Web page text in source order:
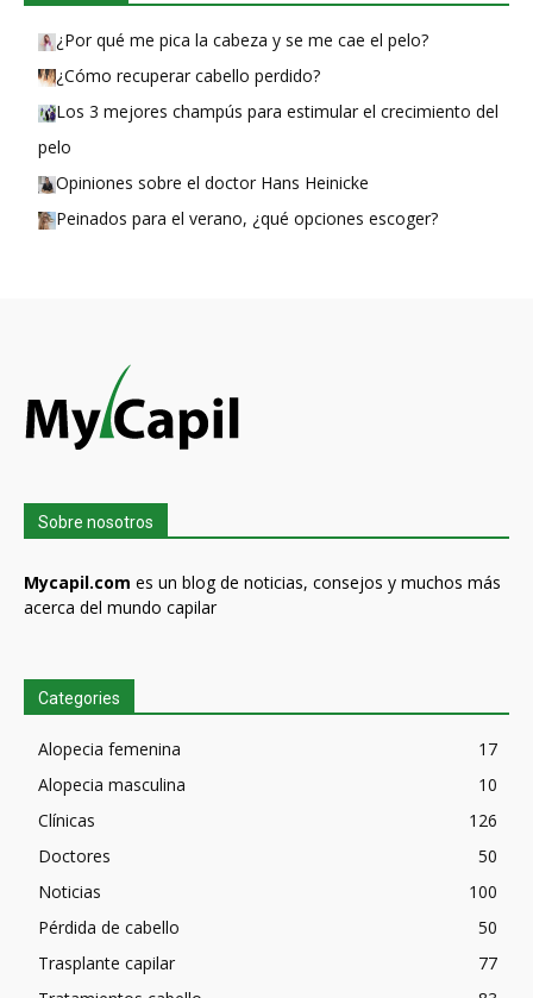
¿Por qué me pica la cabeza y se me cae el pelo?
¿Cómo recuperar cabello perdido?
Los 3 mejores champús para estimular el crecimiento del
pelo
Opiniones sobre el doctor Hans Heinicke
Peinados para el verano, ¿qué opciones escoger?
Sobre nosotros
Mycapil.com es un blog de noticias, consejos y muchos más
acerca del mundo capilar
Categories
Alopecia femenina
17
Alopecia masculina
10
Clínicas
126
Doctores
50
Noticias
100
Pérdida de cabello
50
Trasplante capilar
77